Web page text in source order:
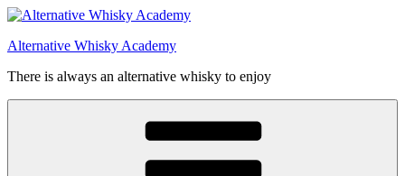
Videre
indhold
Alternative Whisky Academy
There is always an alternative whisky to enjoy